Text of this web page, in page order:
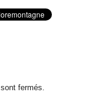
fermés.